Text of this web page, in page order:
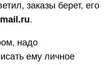
заказы берет, его
.
надо
ему личное